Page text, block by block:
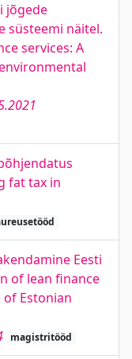
jõgede
süsteemi näitel.
services: A
fat tax in
Eesti
of lean finance
Estonian
magistritööd